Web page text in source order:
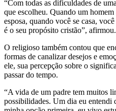
“Com todas as dificuldades de
que escolheu. Quando um homem
esposa, quando você se casa,
é o seu propósito cristão”, afirmou.
O religioso também contou que
formas de canalizar desejos e
ele, sua percepção sobre o
passar do tempo.
“A vida de um padre tem muitos
possibilidades. Um dia eu entendi